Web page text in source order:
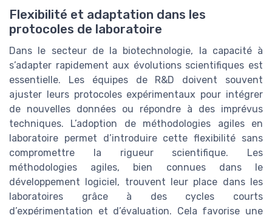
Flexibilité et adaptation dans les
protocoles de laboratoire
Dans le secteur de la biotechnologie, la capacité à
s’adapter rapidement aux évolutions scientifiques est
essentielle. Les équipes de R&D doivent souvent
ajuster leurs protocoles expérimentaux pour intégrer
de nouvelles données ou répondre à des imprévus
techniques. L’adoption de méthodologies agiles en
laboratoire permet d’introduire cette flexibilité sans
compromettre la rigueur scientifique. Les
méthodologies agiles, bien connues dans le
développement logiciel, trouvent leur place dans les
laboratoires grâce à des cycles courts
d’expérimentation et d’évaluation. Cela favorise une